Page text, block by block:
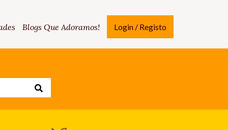
Blogs Que Adoramos! Login / Registo